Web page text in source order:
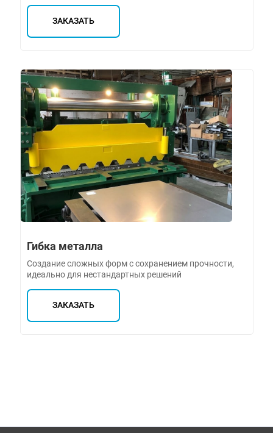
ЗАКАЗАТЬ
Гибка металла
Создание сложных форм с сохранением прочности,
идеально для нестандартных решений
ЗАКАЗАТЬ